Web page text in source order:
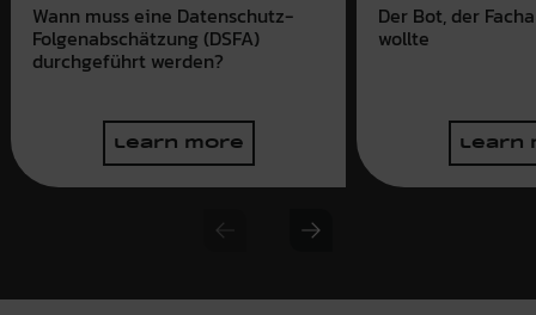
Wann muss eine Datenschutz-
Folgenabschätzung (DSFA)
durchgeführt werden?
learn more
Der Bot, der
wollte
learn
Previous slide
Next slide